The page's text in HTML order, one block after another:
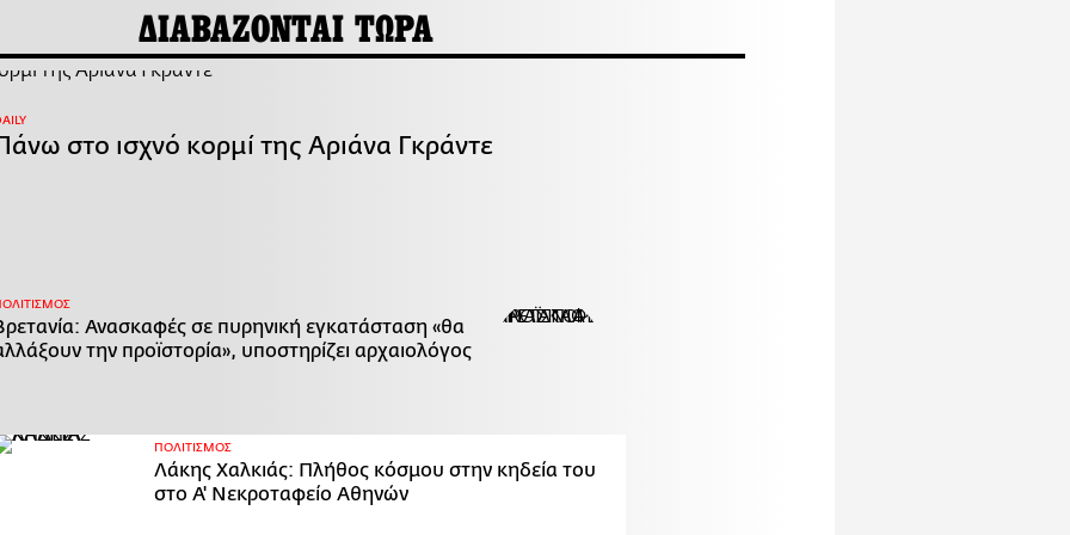
ΔΙΑΒΑΖΟΝΤΑΙ ΤΩΡΑ
στο ισχνό κορμί της Αριάνα Γκράντε
Ανασκαφές σε πυρηνική εγκατάσταση «θα
την προϊστορία», υποστηρίζει αρχαιολόγος
ΠΟΛΙΤΙΣΜΟΣ
Λάκης Χαλκιάς: Πλήθος κόσμου στην κηδεία του
στο Α' Νεκροταφείο Αθηνών